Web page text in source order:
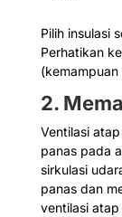
Pilih insulasi
Perhatikan
(kemampuan
2.
Ventilasi
panas pada
sirkulasi
panas dan
ventilasi